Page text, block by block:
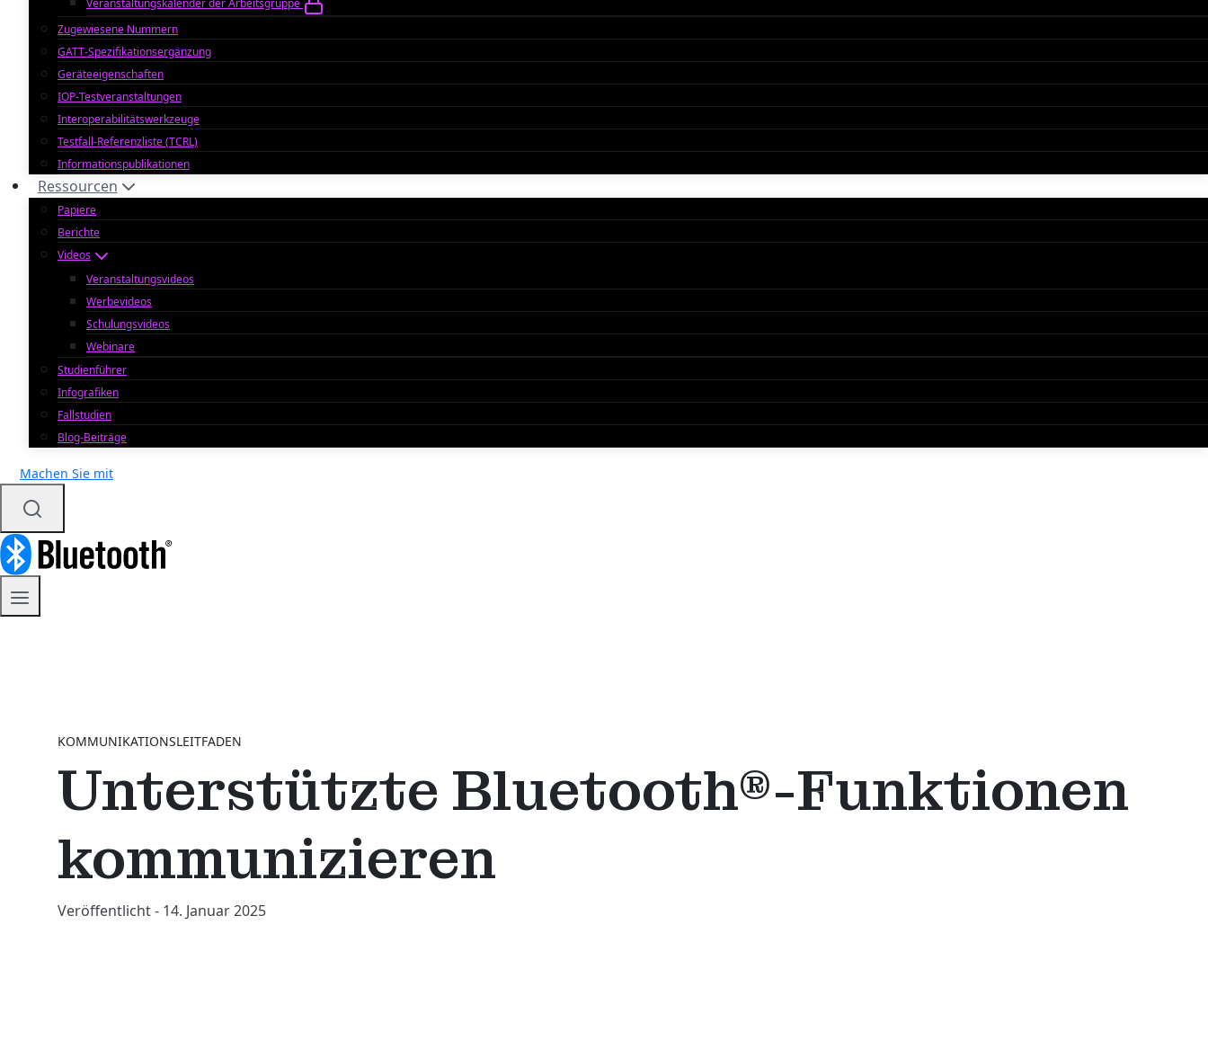
Veranstaltungskalender der Arbeitsgruppe
Zugewiesene Nummern
GATT-Spezifikationsergänzung
Geräteeigenschaften
IOP-Testveranstaltungen
Interoperabilitätswerkzeuge
Testfall-Referenzliste (TCRL)
Informationspublikationen
Ressourcen
Papiere
Berichte
Videos
Veranstaltungsvideos
Werbevideos
Schulungsvideos
Webinare
Studienführer
Infografiken
Fallstudien
Blog-Beiträge
Machen Sie mit
KOMMUNIKATIONSLEITFADEN
Unterstützte Bluetooth®-Funktionen
kommunizieren
Veröffentlicht - 14. Januar 2025